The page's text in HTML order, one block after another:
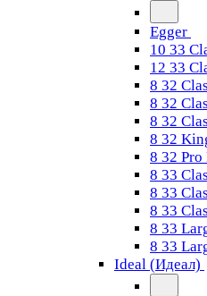
Egger
10 33
12 33
8 32
8 32
8 32
8 32
8 32
8 33
8 33
8 33
8 33
8 33
Ideal (Идеал)